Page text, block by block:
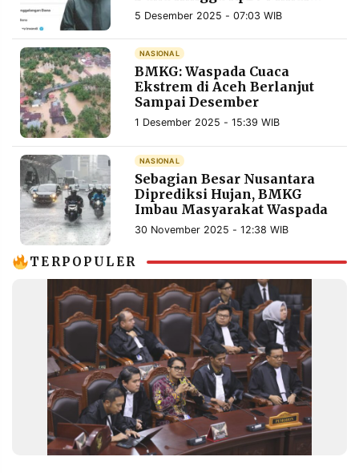
©
PT.
RESOLUSI
MEDIA
PRAMUDITA
©
Resolusi.co
RESOLUSI
PRAMUDITA
untuk Bencana Sumatera
5 Desember 2025 - 07:03 WIB
NASIONAL
BMKG: Waspada Cuaca
Ekstrem di Aceh Berlanjut
Sampai Desember
1 Desember 2025 - 15:39 WIB
NASIONAL
Sebagian Besar Nusantara
Diprediksi Hujan, BMKG
Imbau Masyarakat Waspada
30 November 2025 - 12:38 WIB
TERPOPULER